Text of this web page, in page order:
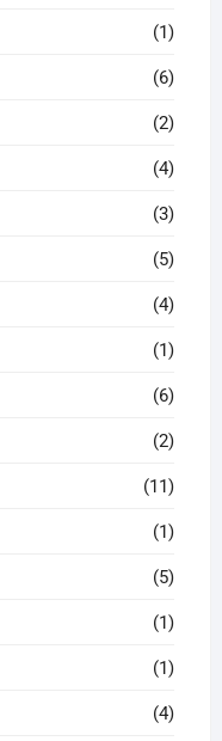
(1)
(6)
(2)
(4)
(3)
(5)
(4)
(1)
(6)
(2)
(11)
(1)
(5)
(1)
(1)
(4)